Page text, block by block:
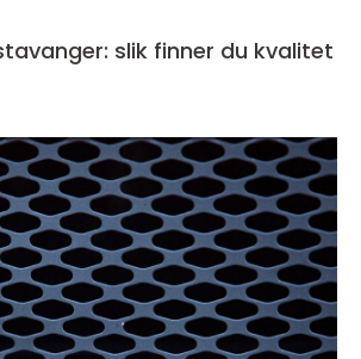
slik finner du kvalitet